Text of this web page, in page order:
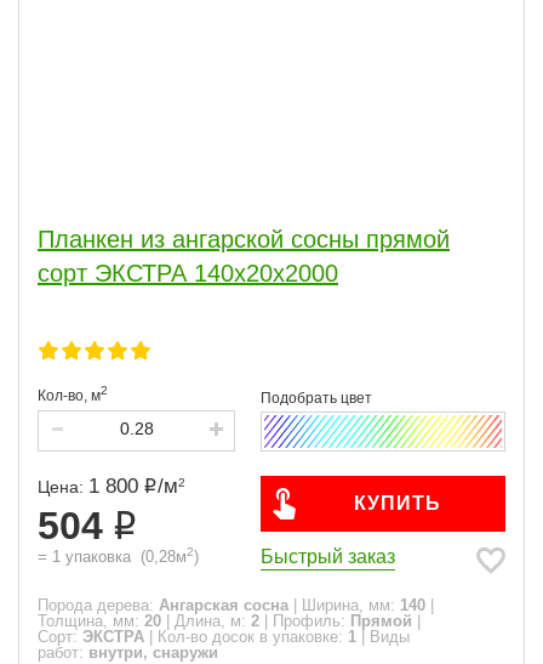
Планкен из ангарской сосны прямой
сорт ЭКСТРА 140x20x2000
Кол-во, м2
Цена: 1 800 /м2
504
= 1 упаковка (0,28м2)
КУПИТЬ
Быстрый заказ
Порода дерева: Ангарская сосна Ширина, мм: 140
Толщина, мм: 20 Длина, м: 2 Профиль: Прямой
Сорт: ЭКСТРА Кол-во досок в упаковке: 1
Виды
работ: внутри, снаружи